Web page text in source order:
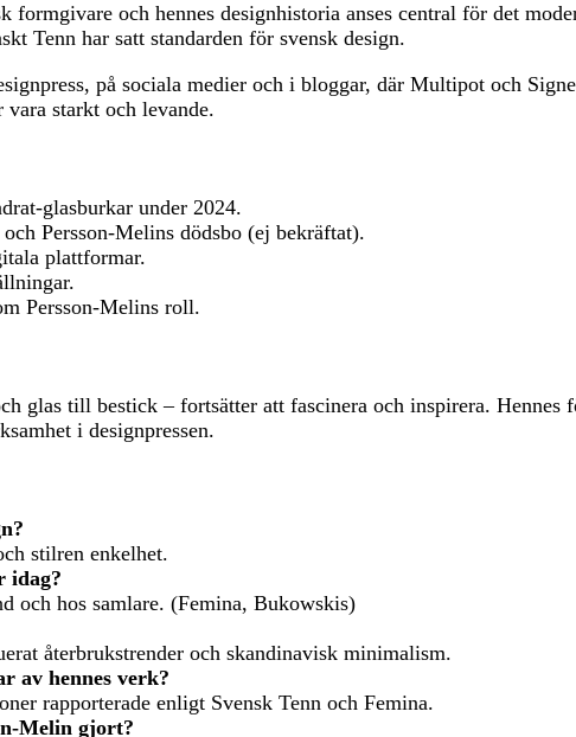
formgivare och hennes designhistoria anses central för det
Tenn har satt standarden för svensk design.
på sociala medier och i bloggar, där Multipot och
starkt och levande.
glasburkar under 2024.
Persson-Melins dödsbo (ej bekräftat).
plattformar.
Persson-Melins roll.
glas till bestick – fortsätter att fascinera och inspirera. Hennes
i designpressen.
stilren enkelhet.
idag?
och hos samlare. (Femina, Bukowskis)
återbrukstrender och skandinavisk minimalism.
av hennes verk?
rapporterade enligt Svensk Tenn och Femina.
Melin gjort?